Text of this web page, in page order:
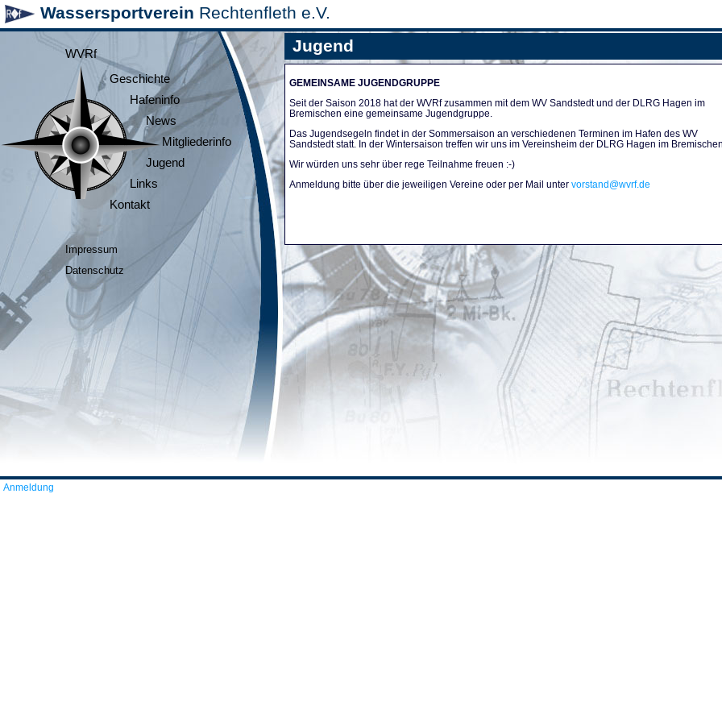
Wassersportverein Rechtenfleth e.V.
WVRf
Geschichte
Hafeninfo
News
Mitgliederinfo
Jugend
Links
Kontakt
Impressum
Datenschutz
Jugend
GEMEINSAME JUGENDGRUPPE
Seit der Saison 2018 hat der WVRf zusammen mit dem WV Sandstedt und der DLRG Hagen im
Bremischen eine gemeinsame Jugendgruppe.
Das Jugendsegeln findet in der Sommersaison an verschiedenen Terminen im Hafen des WV
Sandstedt statt. In der Wintersaison treffen wir uns im Vereinsheim der DLRG Hagen im
Wir würden uns sehr über rege Teilnahme freuen :-)
Anmeldung bitte über die jeweiligen Vereine oder per Mail unter vorstand@wvrf.de
Anmeldung